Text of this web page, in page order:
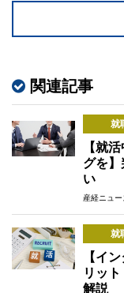
関連記事
就
【就
グを
い
産経ニュ
就
【イ
リッ
解説